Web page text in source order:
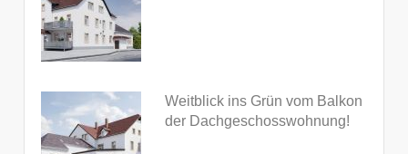
Weitblick ins Grün vom Balkon
der Dachgeschosswohnung!